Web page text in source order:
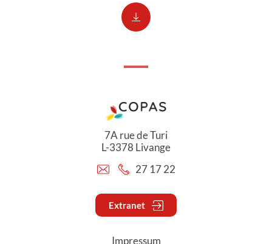
7A rue de Turi
L-3378 Livange
27 17 22
Extranet
Impressum